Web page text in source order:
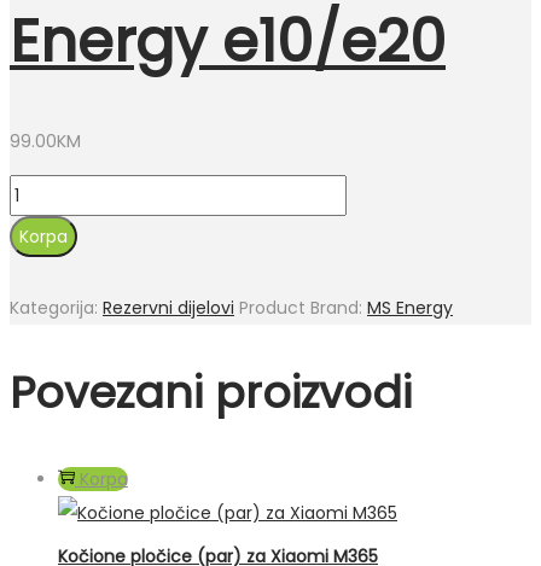
Energy e10/e20
99.00KM
Prednje
vile
MS
e10/e20
Korpa
Kategorija: Rezervni dijelovi Product Brand: MS Energy
Povezani proizvodi
Korpa
Kočione pločice (par) za Xiaomi M365